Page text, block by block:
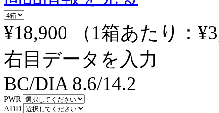
¥18,900
（1箱あたり：
右目データを入力
BC/DIA 8.6/14.2
PWR
ADD